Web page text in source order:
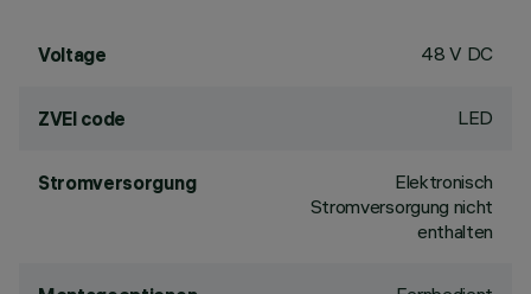
Voltage 48 V DC
ZVEI code LED
Stromversorgung
Elektronisch
Stromversorgung nicht
enthalten